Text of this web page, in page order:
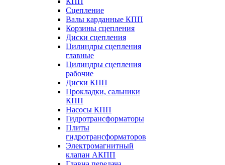
Сцепление
Валы карданные КПП
Корзины сцепления
Диски сцепления
Цилиндры сцепления
главные
Цилиндры сцепления
рабочие
Диски КПП
Прокладки, сальники
КПП
Насосы КПП
Гидротрансформаторы
Плиты
гидротрансформаторов
Электромагнитный
клапан АКПП